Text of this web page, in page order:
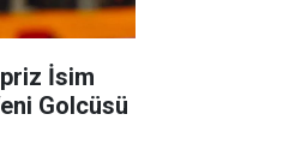
İsim
Golcüsü